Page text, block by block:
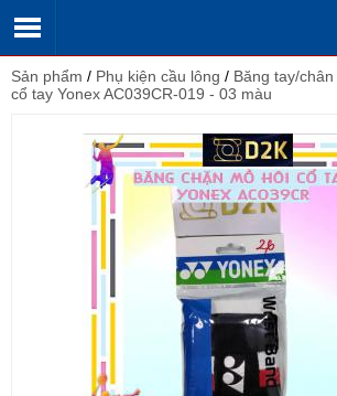
Sản phẩm / Phụ kiện cầu lông / Băng tay/chân
cổ tay Yonex AC039CR-019 - 03 màu